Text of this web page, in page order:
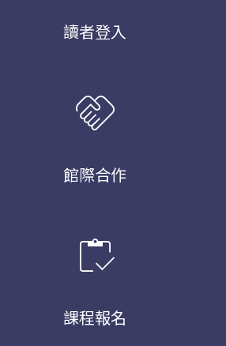
讀者登入
handshake
館際合作
inventory
課程報名